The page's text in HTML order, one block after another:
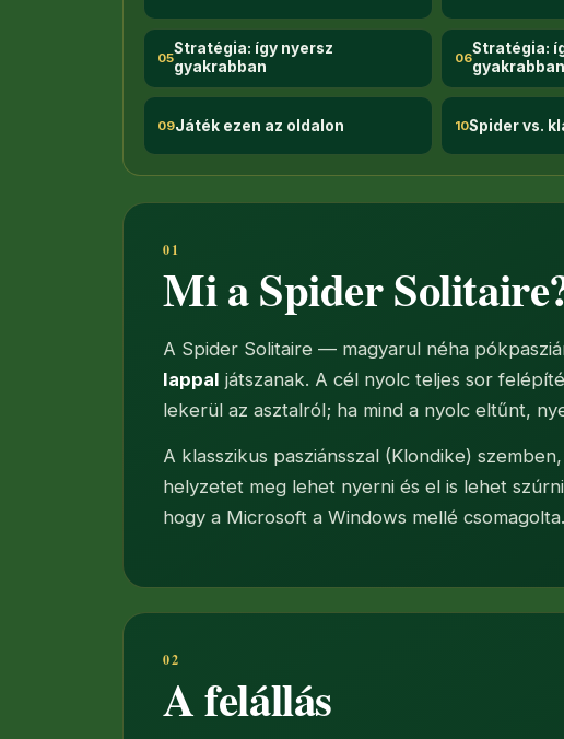
05
Stratégia: így nyersz
gyakrabban
06
Stratégia:
gyakrabban
09Játék ezen az oldalon 10Spider vs.
Mi a Spider
A Spider Solitaire — magyarul néha
lappal játszanak. A cél nyolc teljes sor
lekerül az asztalról; ha mind a nyolc eltűnt,
A klasszikus pasziánsszal (Klondike)
helyzetet meg lehet nyerni és el is lehet
hogy a Microsoft a Windows mellé csomagolta.
A felállás